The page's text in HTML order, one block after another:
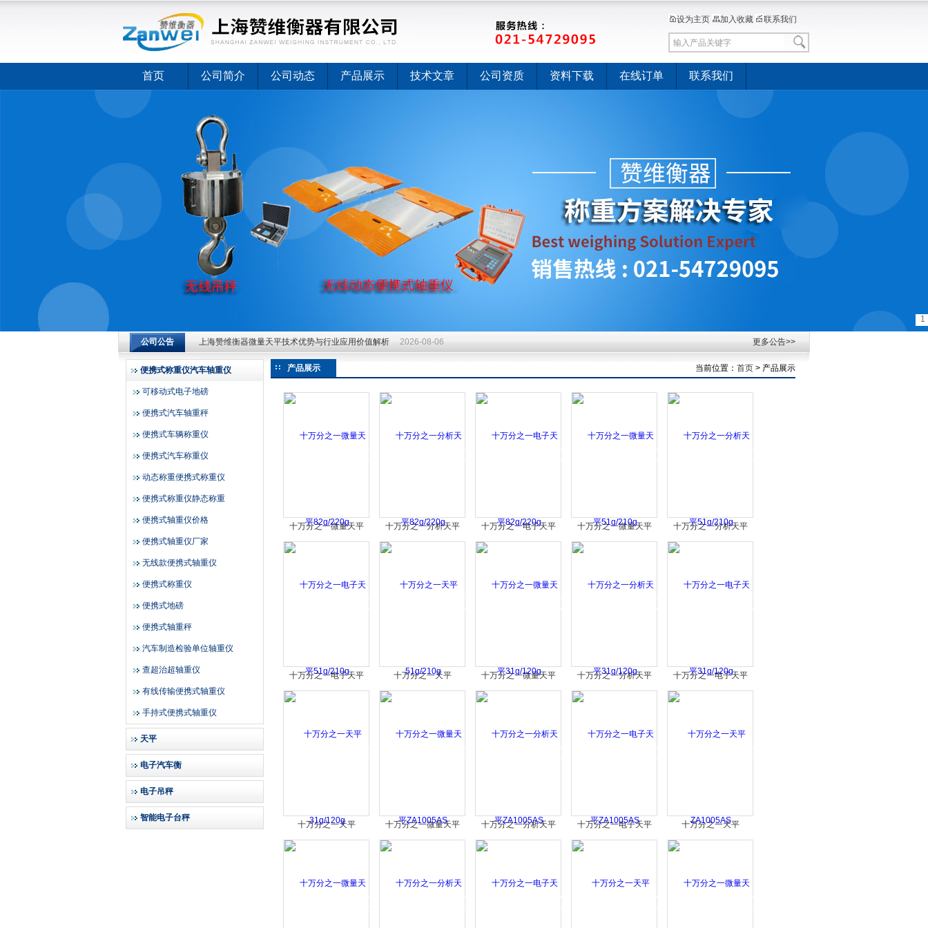
上海赞维衡器有限公司
设为主页 加入收藏 联系我们
首页 公司简介 公司动态 产品展示 技术文章 公司资质 资料下载 在线订单 联系我们
1
公司公告 上海赞维衡器微量天平技术优势与行业应用价值解析 2026-08-06
上海赞维衡器微量天平技术优势与行业应用价值解析
更多公告>>
便携式称重仪汽车轴重仪
可移动式电子地磅
便携式汽车轴重秤
便携式车辆称重仪
便携式汽车称重仪
动态称重便携式称重仪
便携式称重仪静态称重
便携式轴重仪价格
便携式轴重仪厂家
无线款便携式轴重仪
便携式称重仪
便携式地磅
便携式轴重秤
汽车制造检验单位轴重仪
查超治超轴重仪
有线传输便携式轴重仪
手持式便携式轴重仪
天平
电子汽车衡
电子吊秤
智能电子台秤
产品展示 当前位置： 首页 > 产品展示
十万分之一微量天平
82g/220g
十万分之一分析天平
82g/220g
十万分之一电子天平
82g/220g
十万分之一微量天平
51g/210g
十万分之一分析天平
51g/210g
十万分之一电子天平
51g/210g
十万分之一天平
51g/210g
十万分之一微量天平
31g/120g
十万分之一分析天平
31g/120g
十万分之一电子天平
31g/120g
十万分之一天平
31g/120g
十万分之一微量天平
ZA1005AS
十万分之一分析天平
ZA1005AS
十万分之一电子天平
ZA1005AS
十万分之一天平
ZA1005AS